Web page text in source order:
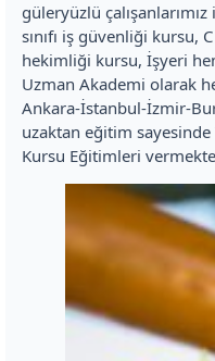
güleryüzlü
sınıfı iş güvenliği kursu,
hekimliği kursu, İşyeri
Uzman Akademi olarak
Ankara-İstanbul-İzmir-
uzaktan eğitim
Kursu Eğitimleri